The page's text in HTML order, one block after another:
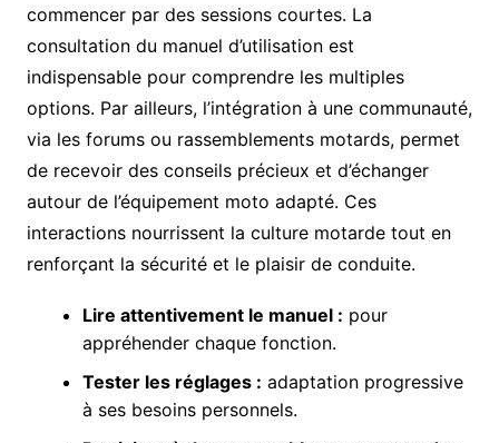
commencer par des sessions courtes. La
consultation du manuel d’utilisation est
indispensable pour comprendre les multiples
options. Par ailleurs, l’intégration à une communauté,
via les forums ou rassemblements motards, permet
de recevoir des conseils précieux et d’échanger
autour de l’équipement moto adapté. Ces
interactions nourrissent la culture motarde tout en
renforçant la sécurité et le plaisir de conduite.
Lire attentivement le manuel : pour
appréhender chaque fonction.
Tester les réglages : adaptation progressive
à ses besoins personnels.